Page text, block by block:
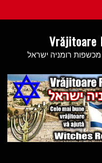
to
Vrăjitoare